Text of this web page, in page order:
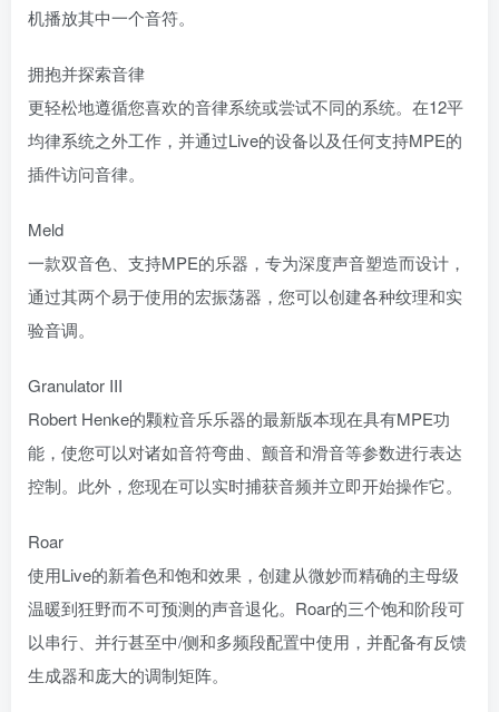
机播放其中一个音符。
拥抱并探索音律
更轻松地遵循您喜欢的音律系统或尝试不同的系统。在12平
均律系统之外工作，并通过Live的设备以及任何支持MPE的
插件访问音律。
Meld
一款双音色、支持MPE的乐器，专为深度声音塑造而设计，
通过其两个易于使用的宏振荡器，您可以创建各种纹理和实
验音调。
Granulator III
Robert Henke的颗粒音乐乐器的最新版本现在具有MPE功
能，使您可以对诸如音符弯曲、颤音和滑音等参数进行表达
控制。此外，您现在可以实时捕获音频并立即开始操作它。
Roar
使用Live的新着色和饱和效果，创建从微妙而精确的主母级
温暖到狂野而不可预测的声音退化。Roar的三个饱和阶段可
以串行、并行甚至中/侧和多频段配置中使用，并配备有反馈
生成器和庞大的调制矩阵。